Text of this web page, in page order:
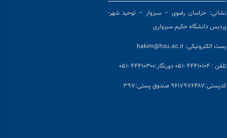
نشانی: خراسان رضوی – سبزوار – توحید شهر-
پردیس دانشگاه حکیم سبزواری
پست الکترونیکی: hakim@hsu.ac.ir
تلفن : ۴۴۴۱۰۱۰۴ -۰۵۱ دورنگار:۴۴۴۱۰۳۰۰ -۰۵۱
کدپستی:۹۶۱۷۹۷۶۴۸۷ صندوق پستی:۳۹۷